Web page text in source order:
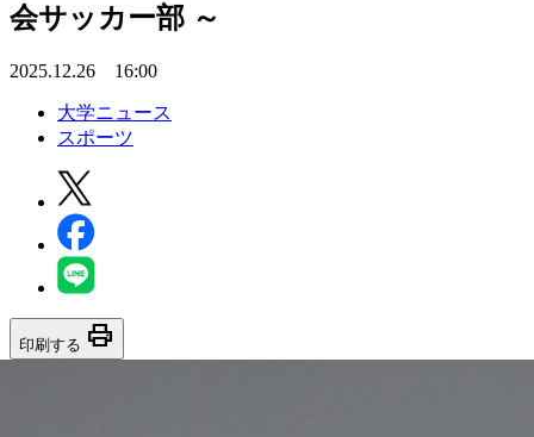
会サッカー部 ～
2025.12.26 16:00
大学ニュース
スポーツ
印刷する print